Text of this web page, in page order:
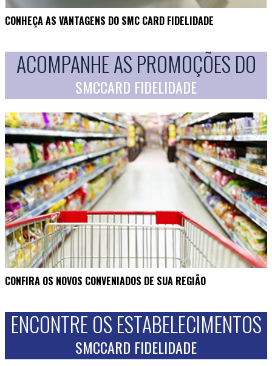
CONHEÇA AS VANTAGENS DO SMC CARD FIDELIDADE
ACOMPANHE AS PROMOÇÕES DO
SMCCARD FIDELIDADE
CONFIRA OS NOVOS CONVENIADOS DE SUA REGIÃO
ENCONTRE OS ESTABELECIMENTOS
SMCCARD FIDELIDADE